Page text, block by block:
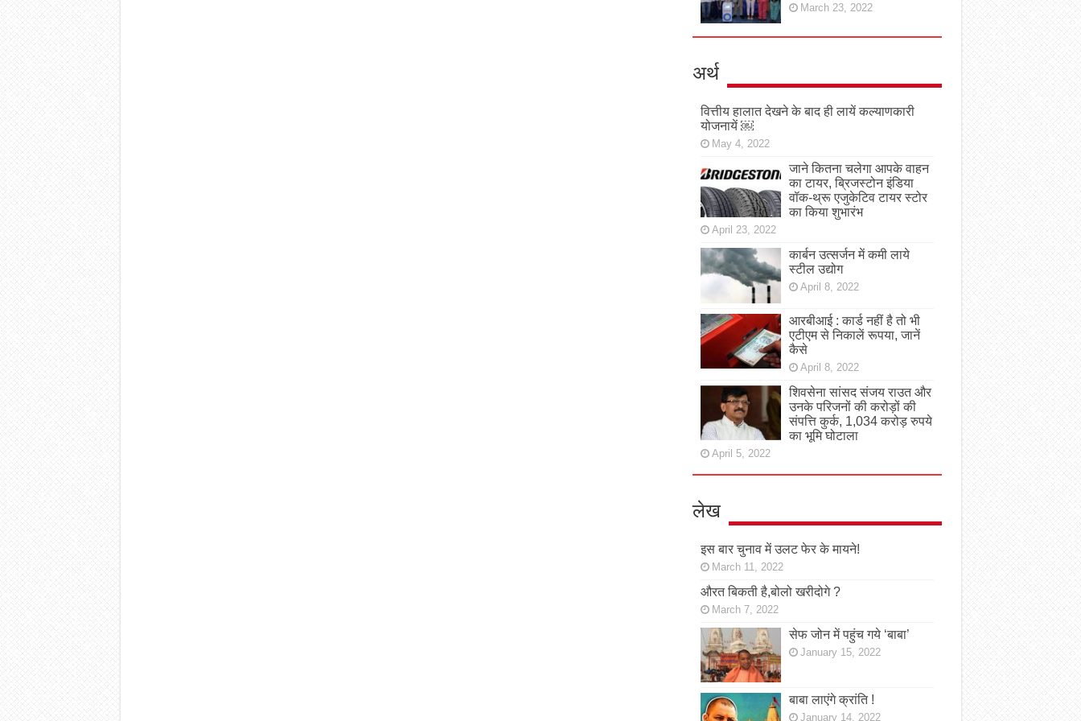
March 23, 2022
अर्थ
वित्तीय हालात देखने के बाद ही लायें कल्याणकारी
योजनायें ￼
May 4, 2022
जाने कितना चलेगा आपके वाहन
का टायर, ब्रिजस्टोन इंडिया
वॉक-थ्रू एजुकेटिव टायर स्टोर
का किया शुभारंभ
April 23, 2022
कार्बन उत्सर्जन में कमी लाये
स्टील उद्योग
April 8, 2022
आरबीआई : कार्ड नहीं है तो भी
एटीएम से निकालें रूपया, जानें
कैसे
April 8, 2022
शिवसेना सांसद संजय राउत और
उनके परिजनों की करोड़ों की
संपत्ति कुर्क, 1,034 करोड़ रुपये
का भूमि घोटाला
April 5, 2022
लेख
इस बार चुनाव में उलट फेर के मायने!
March 11, 2022
औरत बिकती है,बोलो खरीदोगे ?
March 7, 2022
सेफ जोन में पहुंच गये ‘बाबा’
January 15, 2022
बाबा लाएंगे क्रांति !
January 14, 2022